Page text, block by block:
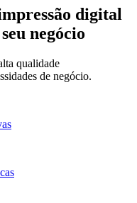
digital
negócio
qualidade
de negócio.